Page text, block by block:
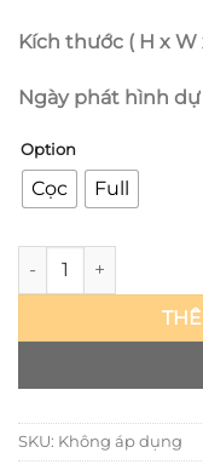
Kích thước ( H x W
Ngày phát hình
Option
Cọc Full
Hearthstone -
SKU: Không áp dụng